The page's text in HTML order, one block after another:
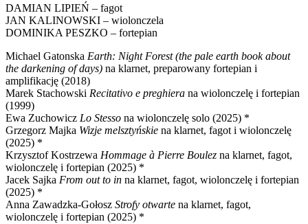
DAMIAN LIPIEŃ – fagot
JAN KALINOWSKI – wiolonczela
DOMINIKA PESZKO – fortepian
Michael Gatonska Earth: Night Forest (the pale earth book about
the darkening of days) na klarnet, preparowany fortepian i
amplifikację (2018)
Marek Stachowski Recitativo e preghiera na wiolonczelę i fortepian
(1999)
Ewa Zuchowicz Lo Stesso na wiolonczelę solo (2025) *
Grzegorz Majka Wizje melsztyńskie na klarnet, fagot i wiolonczelę
(2025) *
Krzysztof Kostrzewa Hommage à Pierre Boulez na klarnet, fagot,
wiolonczelę i fortepian (2025) *
Jacek Sajka From out to in na klarnet, fagot, wiolonczelę i fortepian
(2025) *
Anna Zawadzka-Gołosz Strofy otwarte na klarnet, fagot,
wiolonczelę i fortepian (2025) *